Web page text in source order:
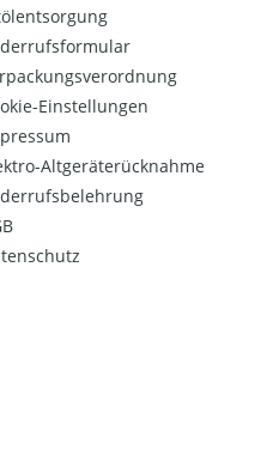
Einstellungen
Altgeräterücknahme